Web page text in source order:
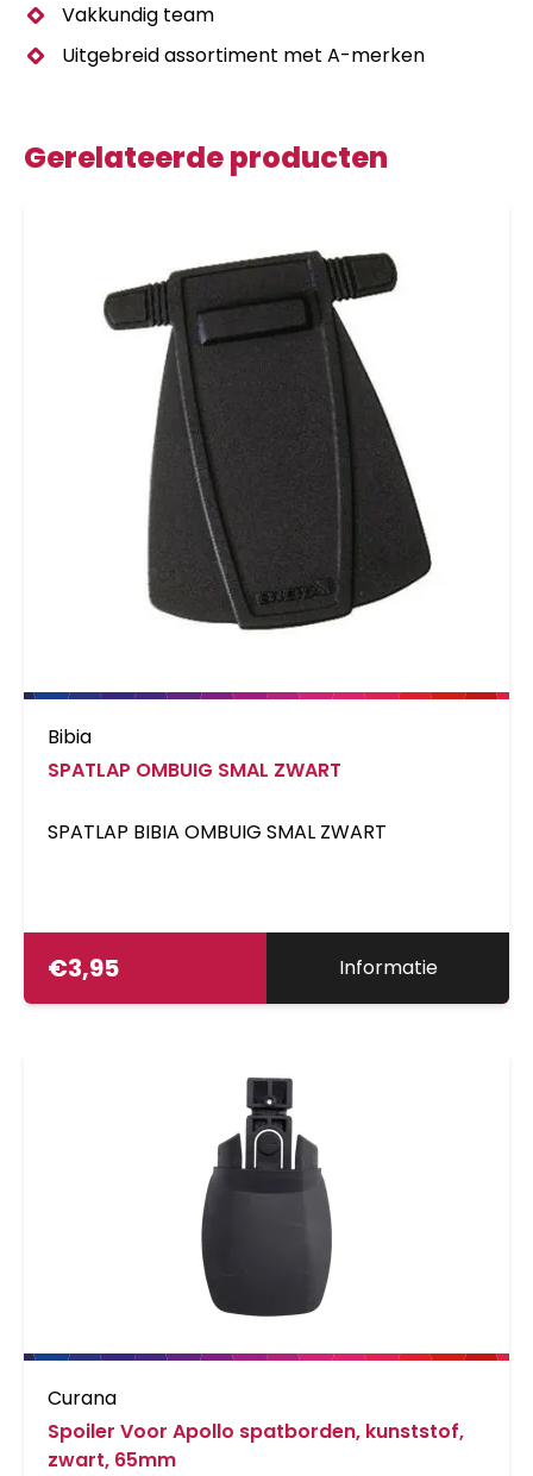
Vakkundig team
Uitgebreid assortiment met A-merken
Gerelateerde producten
Bibia
SPATLAP OMBUIG SMAL ZWART
SPATLAP BIBIA OMBUIG SMAL ZWART
€3,95 Informatie
Curana
Spoiler Voor Apollo spatborden, kunststof,
zwart, 65mm